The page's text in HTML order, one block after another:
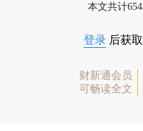
本文共计
登录 后获
财新通会员
可畅读全文